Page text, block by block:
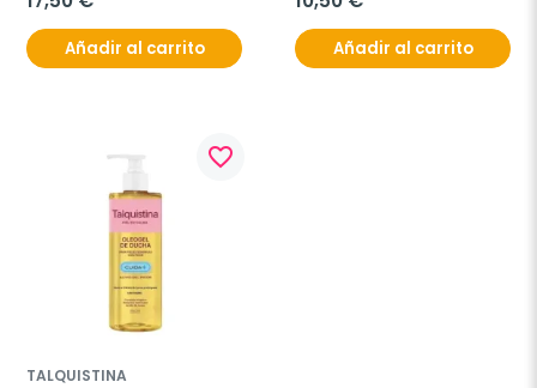
Añadir al carrito Añadir al carrito
favorite_border
TALQUISTINA